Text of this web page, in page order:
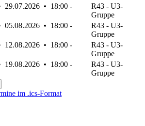
29.07.2026 • 18:00 -
R43 - U3-
Gruppe
05.08.2026 • 18:00 -
R43 - U3-
Gruppe
12.08.2026 • 18:00 -
R43 - U3-
Gruppe
19.08.2026 • 18:00 -
R43 - U3-
Gruppe
im .ics-Format